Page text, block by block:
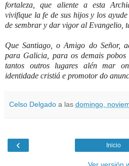
fortaleza, que aliente a esta
vivifique la fe de sus hijos y los
de sembrar y dar vigor al Evangelio,
Que Santiago, o Amigo do Señor,
para Galicia, para os demais
tantos outros lugares alén mar
identidade cristiá e promotor do
Celso Delgado a las domingo,
‹ Inicio
Ver versión